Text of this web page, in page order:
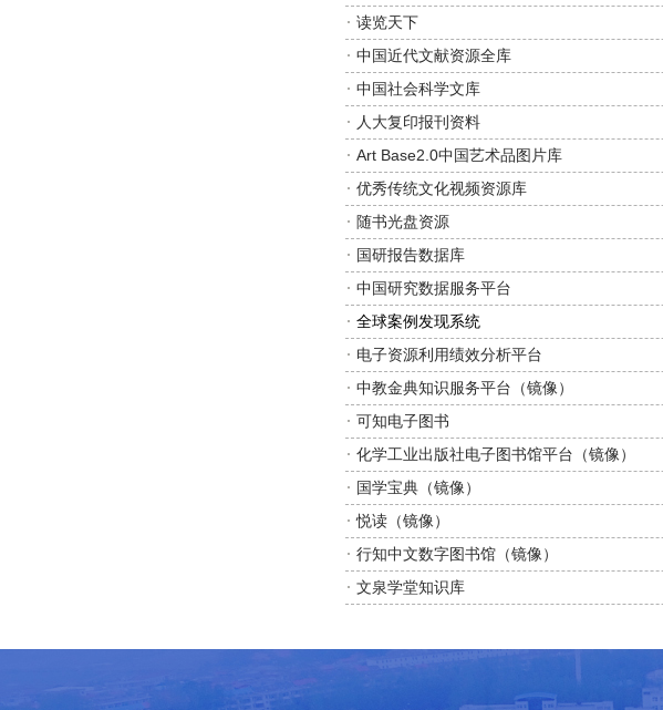
读览天下
中国近代文献资源全库
中国社会科学文库
人大复印报刊资料
Art Base2.0中国艺术品图片库
优秀传统文化视频资源库
随书光盘资源
国研报告数据库
中国研究数据服务平台
全球案例发现系统
电子资源利用绩效分析平台
中教金典知识服务平台（镜像）
可知电子图书
化学工业出版社电子图书馆平台（镜像）
国学宝典（镜像）
悦读（镜像）
行知中文数字图书馆（镜像）
文泉学堂知识库